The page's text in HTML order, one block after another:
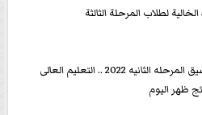
لطلاب المرحلة الثالثة
نتيجه تنسيق المرحله الثانيه 2022 .. التعليم العالى
ظهر اليوم